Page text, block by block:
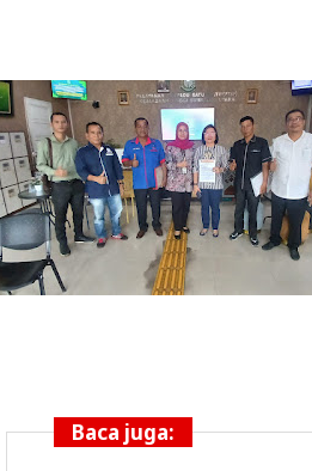
Baca juga: